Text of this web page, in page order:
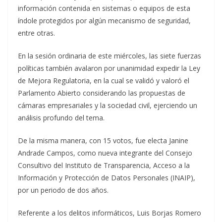
información contenida en sistemas o equipos de esta
índole protegidos por algún mecanismo de seguridad,
entre otras.
En la sesión ordinaria de este miércoles, las siete fuerzas
políticas también avalaron por unanimidad expedir la Ley
de Mejora Regulatoria, en la cual se validó y valoró el
Parlamento Abierto considerando las propuestas de
cámaras empresariales y la sociedad civil, ejerciendo un
análisis profundo del tema.
De la misma manera, con 15 votos, fue electa Janine
Andrade Campos, como nueva integrante del Consejo
Consultivo del Instituto de Transparencia, Acceso a la
Información y Protección de Datos Personales (INAIP),
por un periodo de dos años.
Referente a los delitos informáticos, Luis Borjas Romero